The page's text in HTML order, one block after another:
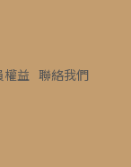
權益 聯絡我們